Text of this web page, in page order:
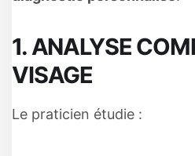
1. ANALYSE
VISAGE
Le praticien étudie :